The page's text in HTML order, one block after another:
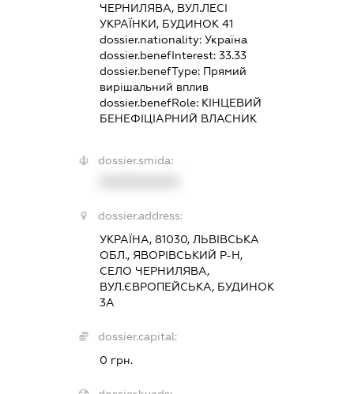
ЧЕРНИЛЯВА, ВУЛ.ЛЕСІ
УКРАЇНКИ, БУДИНОК 41
dossier.nationality: Україна
dossier.benefInterest: 33.33
dossier.benefType: Прямий
вирішальний вплив
dossier.benefRole: КІНЦЕВИЙ
БЕНЕФІЦІАРНИЙ ВЛАСНИК
dossier.smida:
dossier.address:
УКРАЇНА, 81030, ЛЬВІВСЬКА
ОБЛ., ЯВОРІВСЬКИЙ Р-Н,
СЕЛО ЧЕРНИЛЯВА,
ВУЛ.ЄВРОПЕЙСЬКА, БУДИНОК
3А
dossier.capital:
0 грн.